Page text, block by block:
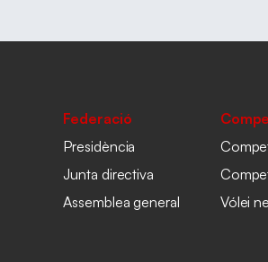
Federació
Presidència
Junta directiva
Assemblea general
Vólei